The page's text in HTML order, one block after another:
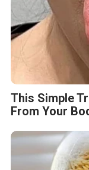
This Simple
From Your